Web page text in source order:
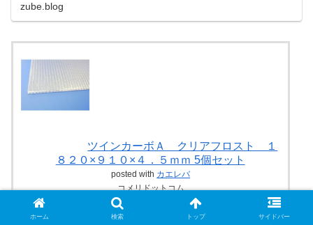
zube.blog
ツインカーボＡ クリアフロスト １
８２０×９１０×４．５ｍｍ 5個セット
posted with カエレバ
コメリドットコム
Yahooショッピング
ホーム 検索 トップ サイドバー